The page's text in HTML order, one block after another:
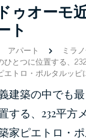
ゥオーモ
ト
アパート
ミラ
とつに位置する、
エトロ・ポルタルッピ
建築の中でも
する、232平方
家ピエトロ・